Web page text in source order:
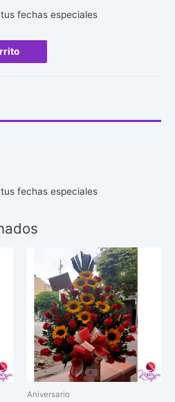
fechas especiales
fechas especiales
Aniversario